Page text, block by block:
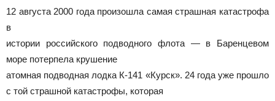
12 августа 2000 года произошла самая страшная катастрофа
в
истории российского подводного флота — в Баренцевом
море потерпела крушение
атомная подводная лодка К-141 «Курск». 24 года уже прошло
с той страшной катастрофы, которая